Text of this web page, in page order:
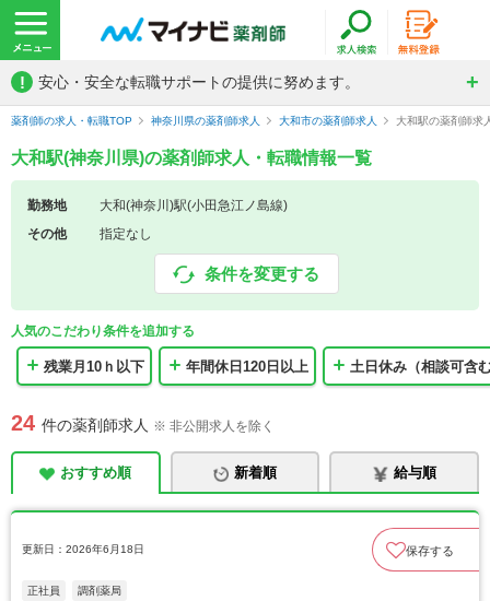
! 安心・安全な転職サポートの提供に努めます。
薬剤師の求人・転職TOP 神奈川県の薬剤師求人 大和市の薬剤師求人 大和駅の薬剤師求
大和駅(神奈川県)の薬剤師求人・転職情報一覧
勤務地
大和(神奈川)駅(小田急江ノ島線)
その他
指定なし
条件を変更する
人気のこだわり条件を追加する
残業月10ｈ以下 年間休日120日以上 土日休み（相談可含
24 件の薬剤師求人 ※ 非公開求人を除く
おすすめ順 新着順 給与順
更新日：2026年6月18日 保存する
正社員 調剤薬局